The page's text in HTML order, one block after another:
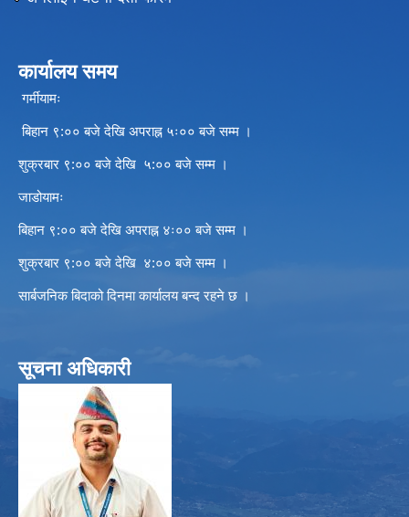
कार्यालय समय
गर्मीयामः
बिहान ९:०० बजे देखि अपराह्न ५ः०० बजे सम्म ।
शुक्रबार ९:०० बजे देखि ५:०० बजे सम्म ।
जाडोयामः
बिहान ९:०० बजे देखि अपराह्न ४ः०० बजे सम्म ।
शुक्रबार ९:०० बजे देखि ४:०० बजे सम्म ।
सार्बजनिक बिदाको दिनमा कार्यालय बन्द रहने छ ।
सूचना अधिकारी